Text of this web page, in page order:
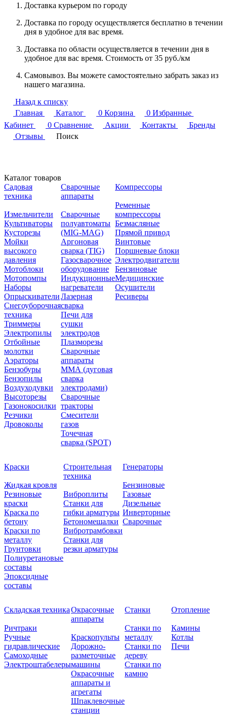
Доставка курьером по городу
Доставка по городу осуществляется бесплатно в течении
дня в удобное для вас время.
Доставка по области осуществляется в течении дня в
удобное для вас время. Стоимость от 35 руб./км
Самовывоз. Вы можете самостоятельно забрать заказ из
нашего магазина.
Назад к списку
Главная
Каталог 0 Корзина 0 Избранные
Кабинет
0 Сравнение Акции Контакты
Бренды
Отзывы
Поиск
Каталог товаров
Садовая
техника
Измельчители
Культиваторы
Кусторезы
Мойки
высокого
давления
Мотоблоки
Мотопомпы
Наборы
Опрыскиватели
Снегоуборочная
техника
Триммеры
Электропилы
Отбойные
молотки
Аэраторы
Бензобуры
Бензопилы
Воздуходувки
Высоторезы
Газонокосилки
Резчики
Дровоколы
Сварочные
аппараты
Сварочные
полуавтоматы
(MIG-MAG)
Аргоновая
сварка (TIG)
Газосварочное
оборудование
Индукционные
нагреватели
Лазерная
сварка
Печи для
сушки
электродов
Плазморезы
Сварочные
аппараты
ММА (дуговая
сварка
электродами)
Сварочные
тракторы
Смесители
газов
Точечная
сварка (SPOT)
Компрессоры
Ременные
компрессоры
Безмасляные
Прямой привод
Винтовые
Поршневые блоки
Электродвигатели
Бензиновые
Медицинские
Осушители
Ресиверы
Краски
Жидкая кровля
Резиновые
краски
Краска по
бетону
Краски по
металлу
Грунтовки
Полиуретановые
составы
Эпоксидные
составы
Строительная
техника
Виброплиты
Станки для
гибки арматуры
Бетономешалки
Вибротрамбовки
Станки для
резки арматуры
Генераторы
Бензиновые
Газовые
Дизельные
Инверторные
Сварочные
Складская техника
Ричтраки
Ручные
гидравлические
Самоходные
Электроштабелеры
Окрасочные
аппараты
Краскопульты
Дорожно-
разметочные
машины
Окрасочные
аппараты и
агрегаты
Шпаклевочные
станции
Станки
Станки по
металлу
Станки по
дереву
Станки по
камню
Отопление
Камины
Котлы
Печи